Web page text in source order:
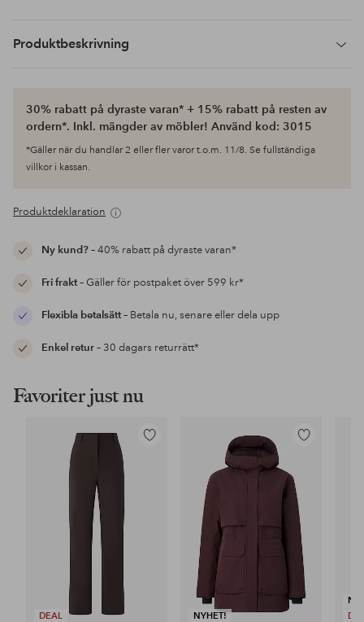
Produktbeskrivning
30% rabatt på dyraste varan* + 15% rabatt på resten av
ordern*. Inkl. mängder av möbler! Använd kod: 3015
*Gäller när du handlar 2 eller fler varor t.o.m. 11/8. Se fullständiga
villkor i kassan.
Produktdeklaration
Ny kund?– 40% rabatt på dyraste varan*
Fri frakt– Gäller för postpaket över 599 kr*
Flexibla betalsätt– Betala nu, senare eller dela upp
Enkel retur– 30 dagars returrätt*
Favoriter just nu
DEAL
Lägg
NYHET!
Lägg
i
favoriter